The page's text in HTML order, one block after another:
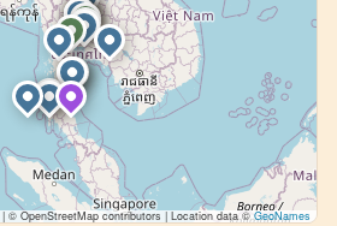
| © OpenStreetMap contributors | Location data ©GeoNames